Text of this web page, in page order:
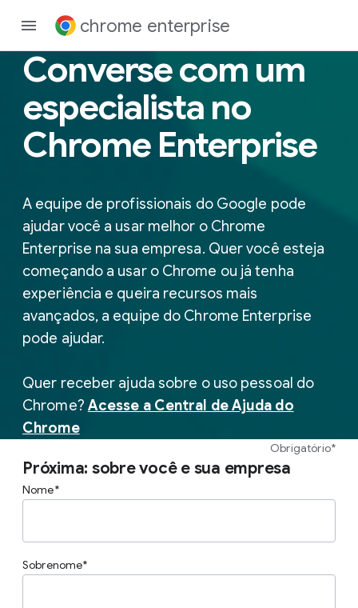
chrome enterprise
Converse com um
especialista no
Chrome Enterprise
A equipe de profissionais do Google pode
ajudar você a usar melhor o Chrome
Enterprise na sua empresa. Quer você esteja
começando a usar o Chrome ou já tenha
experiência e queira recursos mais
avançados, a equipe do Chrome Enterprise
pode ajudar.
Quer receber ajuda sobre o uso pessoal do
Chrome? Acesse a Central de Ajuda do
Chrome
Próxima: sobre você e sua empresa
Obrigatório*
Nome
Sobrenome